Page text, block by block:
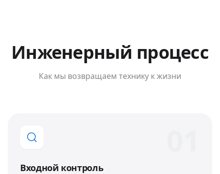
Инженерный процесс
Как мы возвращаем технику к жизни
Входной контроль